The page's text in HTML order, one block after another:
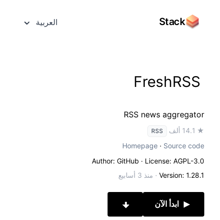
Stack العربية
RSS news aggregator
★ 14.1 ألف RSS
Homepage · Source code
Author: GitHub · License: AGPL-3.0
Version: 1.28.1
· منذ 3 أسابيع
ابدأ الآن